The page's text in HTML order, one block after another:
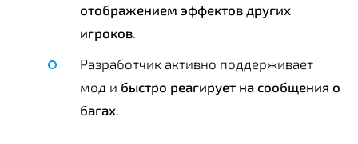
отображением эффектов других
игроков
Разработчик активно поддерживает
мод и быстро реагирует на сообщения о
багах